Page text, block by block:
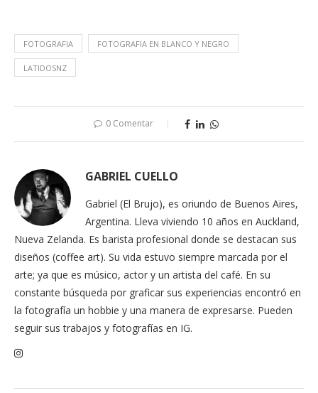
FOTOGRAFIA FOTOGRAFIA EN BLANCO Y NEGRO
LATIDOSNZ
0 Comentar
GABRIEL CUELLO
Gabriel (El Brujo), es oriundo de Buenos Aires,
Argentina. Lleva viviendo 10 años en Auckland,
Nueva Zelanda. Es barista profesional donde se destacan sus
diseños (coffee art). Su vida estuvo siempre marcada por el
arte; ya que es músico, actor y un artista del café. En su
constante búsqueda por graficar sus experiencias encontró en
la fotografía un hobbie y una manera de expresarse. Pueden
seguir sus trabajos y fotografías en IG.